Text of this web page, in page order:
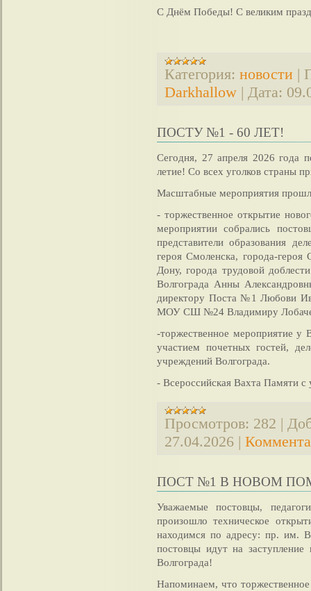
С Днём Победы! С великим
Категория: новости |
Darkhallow | Дата:
ПОСТУ №1 - 60 ЛЕТ!
Сегодня, 27 апреля 2026 года
летие! Со всех уголков страны
Масштабные мероприятия
- торжественное открытие
мероприятии собрались
представители образования
героя Смоленска, города-героя
Дону, города трудовой
Волгограда Анны
директору Поста №1 Любови
МОУ СШ №24 Владимиру
-торжественное мероприятие
участием почетных гостей,
учреждений Волгограда.
- Всероссийская Вахта Памяти с
Просмотров: 282 |
27.04.2026 |
ПОСТ №1 В НОВОМ
Уважаемые постовцы,
произошло техническое
находимся по адресу: пр. им.
постовцы идут на
Волгограда!
Напоминаем, что